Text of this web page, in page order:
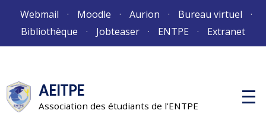
Webmail Moodle Aurion
Bureau virtuel
Bibliothèque
Jobteaser ENTPE Extranet
AEITPE
Association des étudiants de l'ENTPE
M
e